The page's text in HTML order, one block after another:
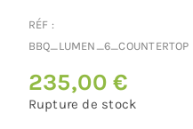
RÉF :
BBQ_LUMEN_6_COUNTERTOP
235,00€
Rupture de stock